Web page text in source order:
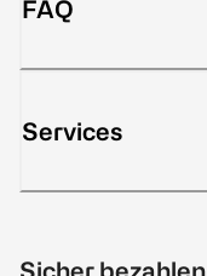
FAQ
Services